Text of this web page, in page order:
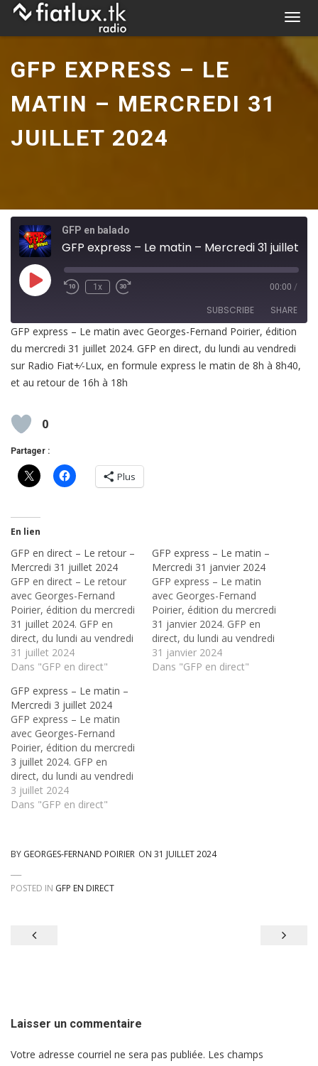
Skip
T
o
g
a
n
GFP EXPRESS – LE
MATIN – MERCREDI 31
JUILLET 2024
GFP en balado
Play
Episode
1x 00:00 /
SUBSCRIBE SHARE
RSS FEED
SHARE
LINK
GFP express – Le matin avec Georges-Fernand Poirier, édition
du mercredi 31 juillet 2024. GFP en direct, du lundi au vendredi
sur Radio Fiat+⁄-Lux, en formule express le matin de 8h à 8h40,
et au retour de 16h à 18h
0
Partager :
Plus
En lien
GFP en direct – Le retour –
Mercredi 31 juillet 2024
GFP en direct – Le retour
avec Georges-Fernand
Poirier, édition du mercredi
31 juillet 2024. GFP en
direct, du lundi au vendredi
sur Radio Fiat+⁄-Lux, en
formule express le matin
de 16h à 18h
31 juillet 2024
Dans "GFP en direct"
GFP express – Le matin –
Mercredi 31 janvier 2024
GFP express – Le matin
avec Georges-Fernand
Poirier, édition du mercredi
31 janvier 2024. GFP en
direct, du lundi au vendredi
sur Radio Fiat+⁄-Lux, en
formule express le matin
31 janvier 2024
Dans "GFP en direct"
GFP express – Le matin –
Mercredi 3 juillet 2024
GFP express – Le matin
avec Georges-Fernand
Poirier, édition du mercredi
3 juillet 2024. GFP en
direct, du lundi au vendredi
sur Radio Fiat+⁄-Lux, en
formule express le matin
3 juillet 2024
Dans "GFP en direct"
BY GEORGES-FERNAND POIRIER ON 31 JUILLET 2024
POSTED IN GFP EN DIRECT
Navigation
Laisser un commentaire
Votre adresse courriel ne sera pas publiée. Les champs